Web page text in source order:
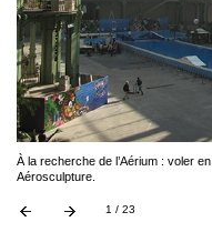
À la recherche de l’Aérium : voler
Aérosculpture.
1 / 23